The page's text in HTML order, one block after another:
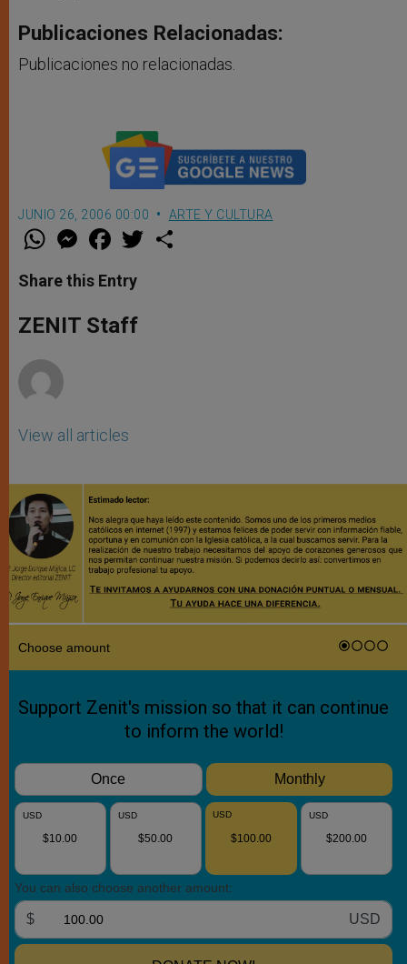
Publicaciones Relacionadas:
Publicaciones no relacionadas.
JUNIO 26, 2006 00:00 ARTE Y CULTURA
W
t
s
p
p
M
e
s
e
g
e
F
a
e
b
o
k
w
Share this Entry
ZENIT Staff
View all articles